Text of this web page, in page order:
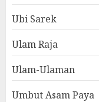
Ubi Sarek
Ulam Raja
Ulam-Ulaman
Umbut Asam Paya